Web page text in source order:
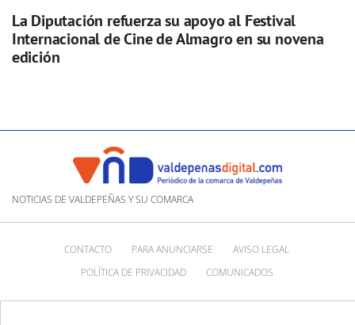
La Diputación refuerza su apoyo al Festival
Internacional de Cine de Almagro en su novena
edición
NOTICIAS DE VALDEPEÑAS Y SU COMARCA
CONTACTO PARA ANUNCIARSE
AVISO LEGAL
POLÍTICA DE PRIVACIDAD
COMUNICADOS